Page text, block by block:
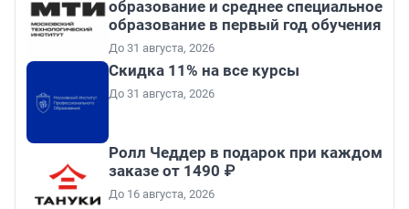
образование и среднее специальное
образование в первый год обучения
До 31 августа, 2026
Скидка 11% на все курсы
До 31 августа, 2026
Ролл Чеддер в подарок при каждом
заказе от 1490 ₽
До 16 августа, 2026